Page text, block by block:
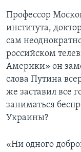
Профессор
института,
сам
российском
Америки» он
слова Путина
же заставил все
заниматься
Украины?
«Ни одного